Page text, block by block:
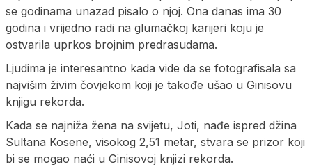
se godinama unazad pisalo o njoj. Ona danas ima 30
godina i vrijedno radi na glumačkoj karijeri koju je
ostvarila uprkos brojnim predrasudama.
Ljudima je interesantno kada vide da se fotografisala sa
najvišim živim čovjekom koji je takođe ušao u Ginisovu
knjigu rekorda.
Kada se najniža žena na svijetu, Joti, nađe ispred džina
Sultana Kosene, visokog 2,51 metar, stvara se prizor koji
bi se mogao naći u Ginisovoj knjizi rekorda.